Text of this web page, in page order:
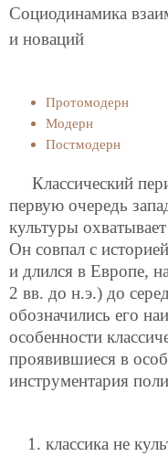
Социодинамика
и новаций
Протомодерн
Модерн
Постмодерн
Классический
первую очередь
культуры
Он совпал с
и длился в Европе,
2 вв. до н.э.) до
обозначились его
особенности
проявившиеся в
инструментария
классика не